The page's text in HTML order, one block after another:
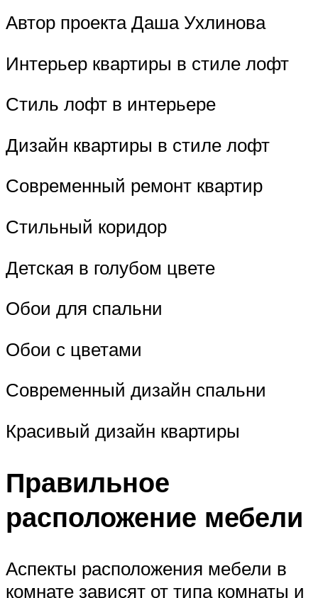
Автор проекта Даша Ухлинова
Интерьер квартиры в стиле лофт
Стиль лофт в интерьере
Дизайн квартиры в стиле лофт
Современный ремонт квартир
Стильный коридор
Детская в голубом цвете
Обои для спальни
Обои с цветами
Современный дизайн спальни
Красивый дизайн квартиры
Правильное
расположение мебели
Аспекты расположения мебели в
комнате зависят от типа комнаты и